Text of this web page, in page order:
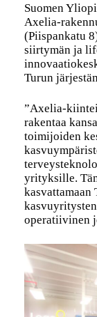
Suomen
Axelia-
(Piispankatu
siirtymän ja
Turun
”Axelia-
rakentaa
toimijoiden
yrityksille.
kasvattamaan
operatiivinen